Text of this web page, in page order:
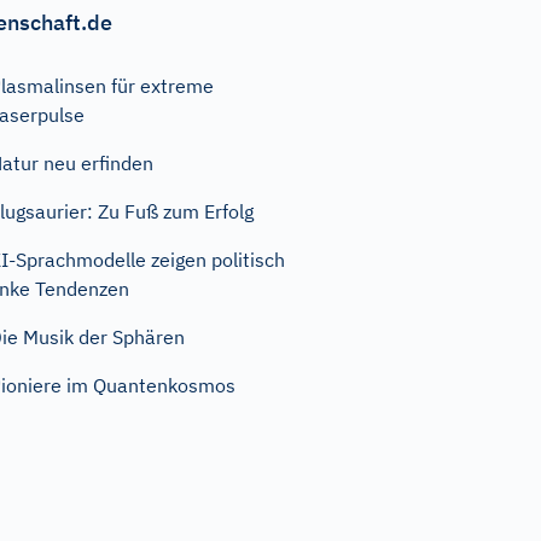
für extreme
neu erfinden
Zu Fuß zum Erfolg
Sprachmodelle zeigen politisch
Tendenzen
Musik der Sphären
im Quantenkosmos